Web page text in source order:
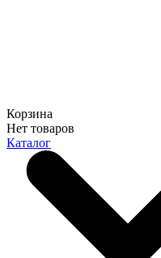
Корзина
Нет товаров
Каталог